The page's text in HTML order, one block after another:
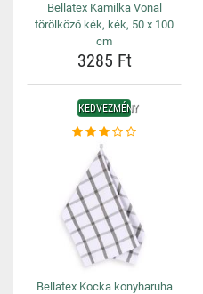
Bellatex Kamilka Vonal
törölköző kék, kék, 50 x 100
cm
3285 Ft
KEDVEZMÉNY
Bellatex Kocka konyharuha